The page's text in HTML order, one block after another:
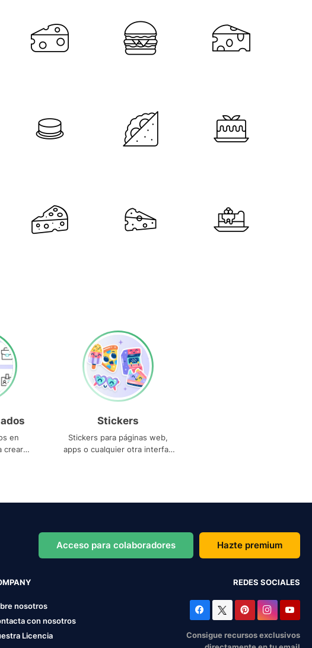
en
crear
Stickers
Stickers para páginas web,
apps o cualquier otra interfaz
Acceso para colaboradores Hazte premium
nosotros
con nosotros
Licencia
REDES SOCIALES
Consigue recursos exclusivos